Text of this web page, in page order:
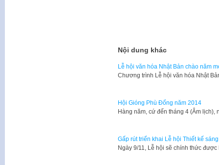
Nội dung khác
Lễ hội văn hóa Nhật Bản chào năm
​Chương trình Lễ hội văn hóa Nhật
Hội Gióng Phù Đổng năm 2014
​Hàng năm, cứ đến tháng 4 (Âm
Gấp rút triển khai Lễ hội Thiết kế
Ngày 9/11, Lễ hội sẽ chính thức